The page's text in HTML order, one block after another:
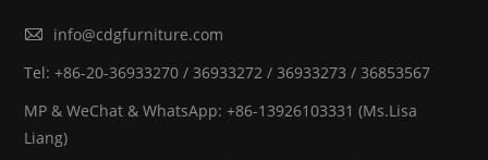

info@cdgfurniture.com
Tel: +86-20-36933270 / 36933272 / 36933273 / 36853567
MP & WeChat & WhatsApp: +86-13926103331 (Ms.Lisa
Liang)